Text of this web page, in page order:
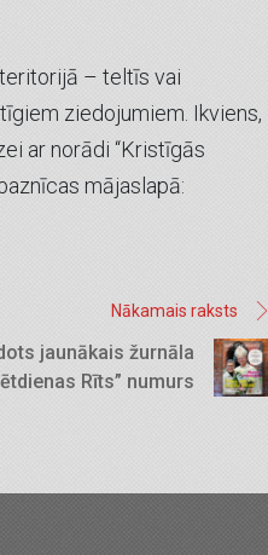
– teltīs vai
ziedojumiem. Ikviens,
ar norādi “Kristīgās
mājaslapā:
Nākamais raksts
jaunākais žurnāla
Rīts” numurs